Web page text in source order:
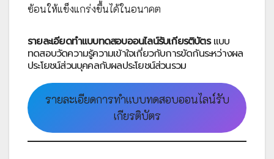
ซ้อนให้แข็งแกร่งขึ้นได้ในอนาคต
รายละเอียดทำแบบทดสอบออนไลน์รับเกียรติบัตรแบบ
ทดสอบวัดความรู้ความเข้าใจเกี่ยวกับการขัดกันระหว่างผล
ประโยชน์ส่วนบุคคลกับผลประโยชน์ส่วนรวม
รายละเอียดการทำแบบทดสอบออนไลน์รับ
เกียรติบัตร